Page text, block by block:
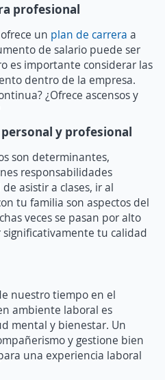
profesional
un plan de carrera a
de salario puede ser
es importante considerar las
dentro de la empresa.
¿Ofrece ascensos y
y profesional
son determinantes,
responsabilidades
asistir a clases, ir al
tu familia son aspectos del
veces se pasan por alto
tu calidad
nuestro tiempo en el
ambiente laboral es
mental y bienestar. Un
y gestione bien
una experiencia laboral